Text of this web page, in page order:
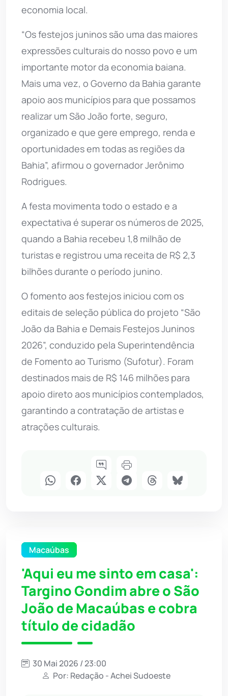
economia local.
“Os festejos juninos são uma das maiores
expressões culturais do nosso povo e um
importante motor da economia baiana.
Mais uma vez, o Governo da Bahia garante
apoio aos municípios para que possamos
realizar um São João forte, seguro,
organizado e que gere emprego, renda e
oportunidades em todas as regiões da
Bahia”, afirmou o governador Jerônimo
Rodrigues.
A festa movimenta todo o estado e a
expectativa é superar os números de 2025,
quando a Bahia recebeu 1,8 milhão de
turistas e registrou uma receita de R$ 2,3
bilhões durante o período junino.
O fomento aos festejos iniciou com os
editais de seleção pública do projeto “São
João da Bahia e Demais Festejos Juninos
2026”, conduzido pela Superintendência
de Fomento ao Turismo (Sufotur). Foram
destinados mais de R$ 146 milhões para
apoio direto aos municípios contemplados,
garantindo a contratação de artistas e
atrações culturais.
Macaúbas
'Aqui eu me sinto em casa':
Targino Gondim abre o São
João de Macaúbas e cobra
título de cidadão
30 Mai 2026 / 23:00
Por: Redação - Achei Sudoeste